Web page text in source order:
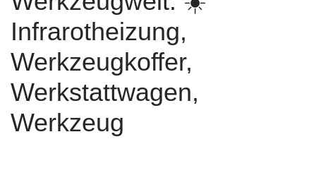
Infrarotheizung,
Werkzeugkoffer,
Werkstattwagen,
Werkzeug